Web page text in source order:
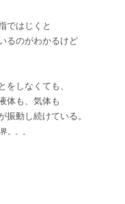
ではじくと
るのがわかるけど
をしなくても、
体も、気体も
振動し続けている。
。。。